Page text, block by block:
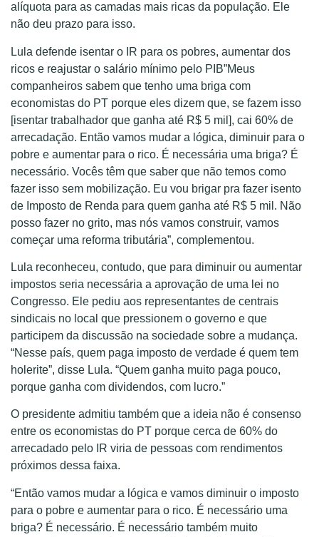
alíquota para as camadas mais ricas da população. Ele
não deu prazo para isso.
Lula defende isentar o IR para os pobres, aumentar dos
ricos e reajustar o salário mínimo pelo PIB”Meus
companheiros sabem que tenho uma briga com
economistas do PT porque eles dizem que, se fazem isso
[isentar trabalhador que ganha até R$ 5 mil], cai 60% de
arrecadação. Então vamos mudar a lógica, diminuir para o
pobre e aumentar para o rico. É necessária uma briga? É
necessário. Vocês têm que saber que não temos como
fazer isso sem mobilização. Eu vou brigar pra fazer isento
de Imposto de Renda para quem ganha até R$ 5 mil. Não
posso fazer no grito, mas nós vamos construir, vamos
começar uma reforma tributária”, complementou.
Lula reconheceu, contudo, que para diminuir ou aumentar
impostos seria necessária a aprovação de uma lei no
Congresso. Ele pediu aos representantes de centrais
sindicais no local que pressionem o governo e que
participem da discussão na sociedade sobre a mudança.
“Nesse país, quem paga imposto de verdade é quem tem
holerite”, disse Lula. “Quem ganha muito paga pouco,
porque ganha com dividendos, com lucro.”
O presidente admitiu também que a ideia não é consenso
entre os economistas do PT porque cerca de 60% do
arrecadado pelo IR viria de pessoas com rendimentos
próximos dessa faixa.
“Então vamos mudar a lógica e vamos diminuir o imposto
para o pobre e aumentar para o rico. É necessário uma
briga? É necessário. É necessário também muito